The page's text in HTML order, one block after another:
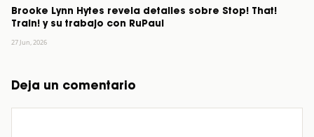
Brooke Lynn Hytes revela detalles sobre Stop! That!
Train! y su trabajo con RuPaul
27 Jun, 2026
Deja un comentario
Comentario